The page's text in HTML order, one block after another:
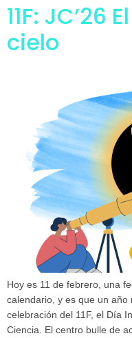
11F: JC’26
cielo
Hoy es 11 de febrero, una
calendario, y es que un año
celebración del 11F, el Día
Ciencia. El centro bulle de